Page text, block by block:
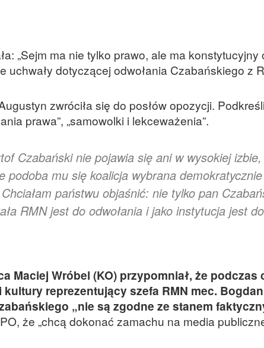
„Sejm ma nie tylko prawo, ale ma konstytucyjny
uchwały dotyczącej odwołania Czabańskiego z
zwróciła się do posłów opozycji.
prawa”, „samowolki i lekceważenia”.
Czabański nie pojawia się ani w wysokiej
podoba mu się koalicja wybrana
państwu objaśnić: nie tylko pan
RMN jest do odwołania i jako instytucja jest
Maciej Wróbel (KO) przypomniał, że podczas
reprezentujący szefa RMN mec.
„nie są zgodne ze stanem
że „chcą dokonać zamachu na media